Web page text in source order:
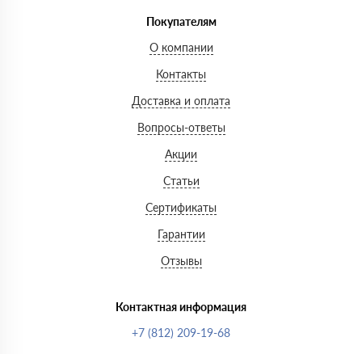
Покупателям
О компании
Контакты
Доставка и оплата
Вопросы-ответы
Акции
Статьи
Сертификаты
Гарантии
Отзывы
Контактная информация
+7 (812) 209-19-68